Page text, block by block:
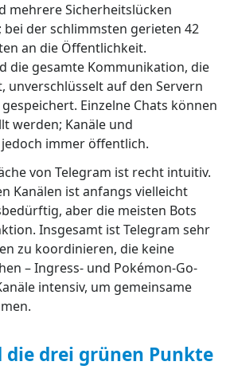
mehrere Sicherheitslücken
der schlimmsten gerieten 42
an die Öffentlichkeit.
die gesamte Kommunikation, die
unverschlüsselt auf den Servern
Einzelne Chats können
werden; Kanäle und
immer öffentlich.
von Telegram ist recht intuitiv.
Kanälen ist anfangs vielleicht
aber die meisten Bots
Insgesamt ist Telegram sehr
zu koordinieren, die keine
– Ingress- und Pokémon-Go-
intensiv, um gemeinsame
die drei grünen Punkte